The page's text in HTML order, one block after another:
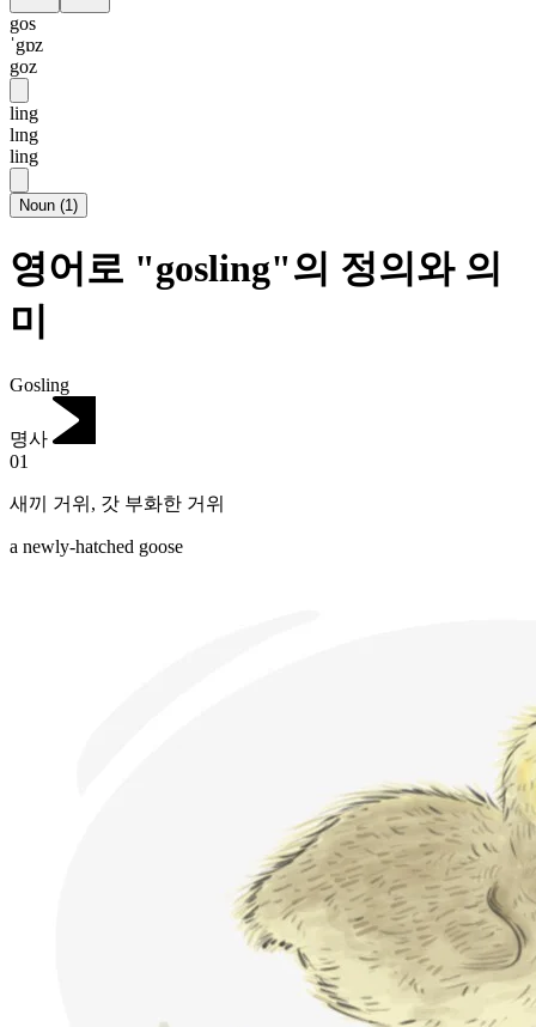
gos
ˈgɒz
goz
ling
lɪng
ling
Noun (1)
영어로 "gosling"의 정의와 의
미
Gosling
명사
01
새끼 거위 , 갓 부화한 거위
a newly-hatched goose